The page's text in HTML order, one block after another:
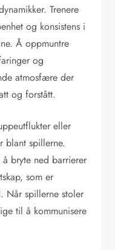
Trenere
og konsistens i
Å oppmuntre
og
atmosfære der
og forstått.
eller
blant spillerne.
bryte ned barrierer
som er
Når spillerne stoler
til å kommunisere